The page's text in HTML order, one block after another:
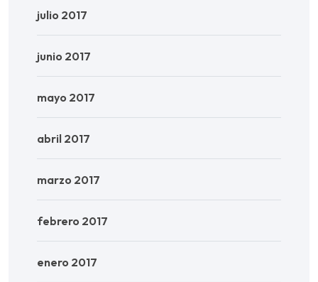
julio 2017
junio 2017
mayo 2017
abril 2017
marzo 2017
febrero 2017
enero 2017